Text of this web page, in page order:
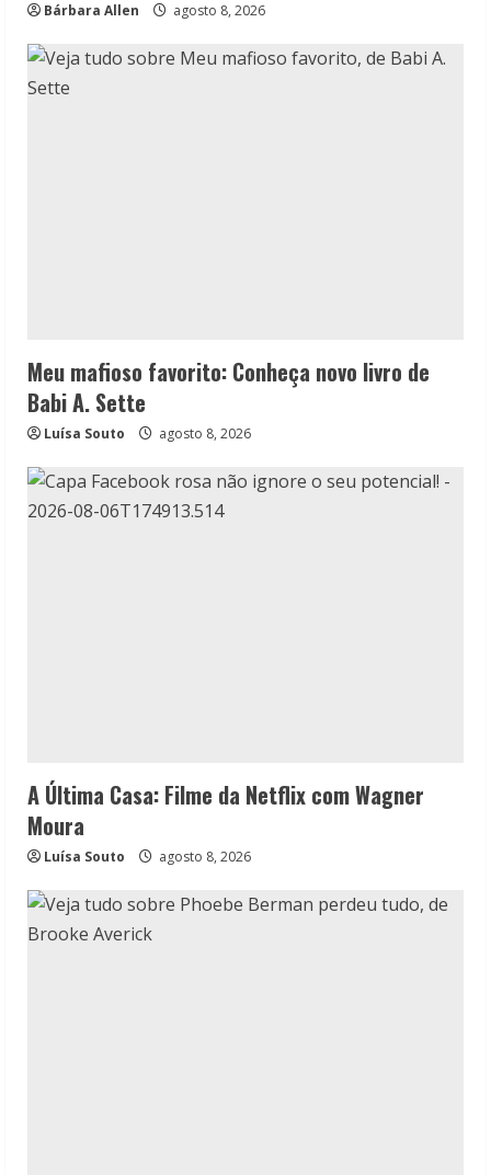
Bárbara Allen agosto 8, 2026
Meu mafioso favorito: Conheça novo livro de
Babi A. Sette
Luísa Souto agosto 8, 2026
A Última Casa: Filme da Netflix com Wagner
Moura
Luísa Souto agosto 8, 2026